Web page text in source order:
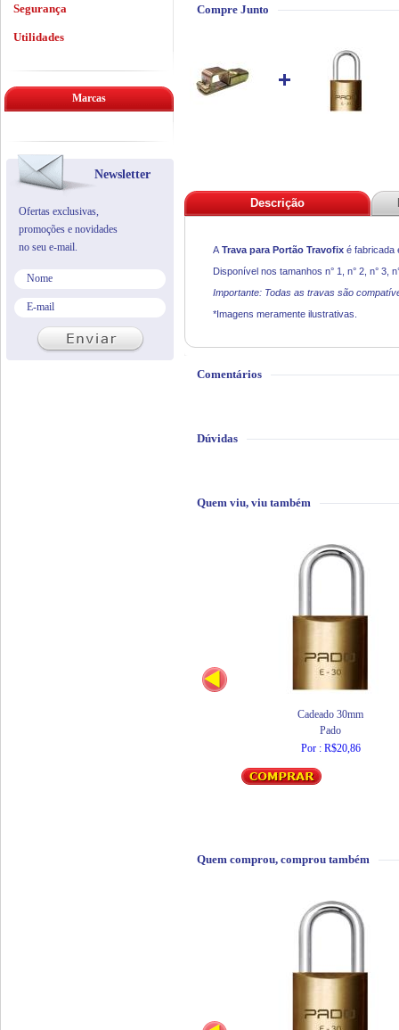
Compre Junto
Descrição
A Trava para Portão Travofix é fabricada
Disponível nos tamanhos n° 1, n° 2, n° 3,
Importante: Todas as travas são
*Imagens meramente ilustrativas.
Comentários
Dúvidas
Quem viu, viu também
Cadeado 30mm
Pado
Por : R$20,86
Quem comprou, comprou também
Segurança
Utilidades
Marcas
Newsletter
Ofertas exclusivas,
promoções e novidades
no seu e-mail.